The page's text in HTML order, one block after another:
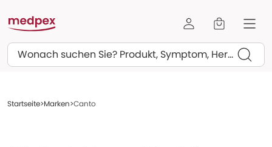
Suchen
Startseite Marken Canto